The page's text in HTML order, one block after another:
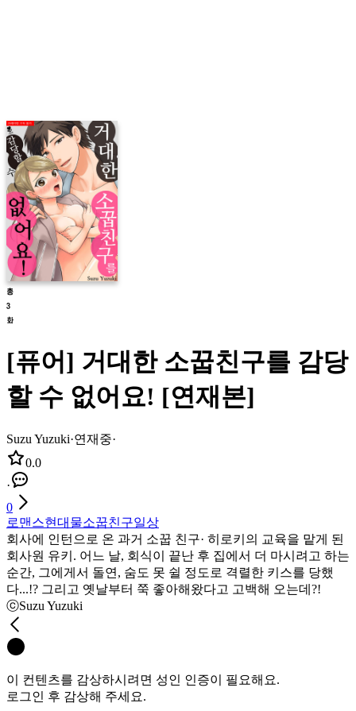
[퓨어] 거대한 소꿉친구를 감당
할 수 없어요! [연재본]
Suzu Yuzuki·연재중·
0.0
·
0
로맨스현대물소꿉친구일상
회사에 인턴으로 온 과거 소꿉 친구· 히로키의 교육을 맡게 된
회사원 유키. 어느 날, 회식이 끝난 후 집에서 더 마시려고 하는
순간, 그에게서 돌연, 숨도 못 쉴 정도로 격렬한 키스를 당했
다...!? 그리고 옛날부터 쭉 좋아해왔다고 고백해 오는데?!
ⓒSuzu Yuzuki
이 컨텐츠를 감상하시려면 성인 인증이 필요해요.
로그인 후 감상해 주세요.